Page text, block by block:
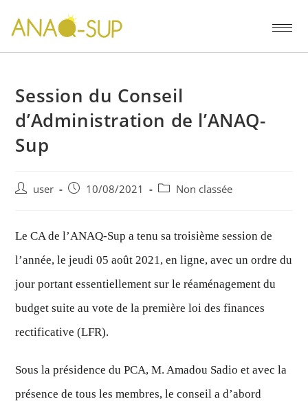
Session du Conseil
d’Administration de l’ANAQ-
Sup
user 10/08/2021 Non classée
Le CA de l’ANAQ-Sup a tenu sa troisième session de
l’année, le jeudi 05 août 2021, en ligne, avec un ordre du
jour portant essentiellement sur le réaménagement du
budget suite au vote de la première loi des finances
rectificative (LFR).
Sous la présidence du PCA, M. Amadou Sadio et avec la
présence de tous les membres, le conseil a d’abord